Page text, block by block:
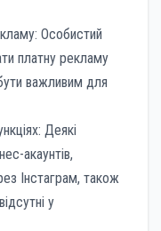
Особистий
платну рекламу
важливим для
Деякі
акаунтів,
Інстаграм, також
у